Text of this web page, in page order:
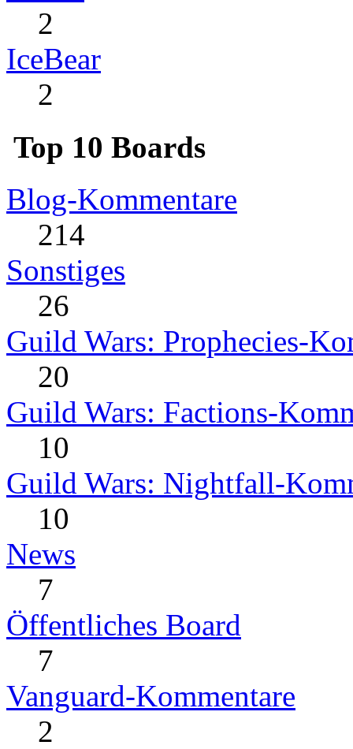
2
IceBear
2
Top 10 Boards
Blog-Kommentare
214
Sonstiges
26
Guild Wars: Prophecies-
20
Guild Wars: Factions-
10
Guild Wars: Nightfall-
10
News
7
Öffentliches Board
7
Vanguard-Kommentare
2